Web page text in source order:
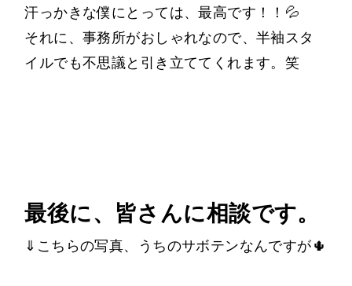
汗っかきな僕にとっては、最高です！！💦
それに、事務所がおしゃれなので、半袖スタ
イルでも不思議と引き立ててくれます。笑
最後に、皆さんに相談です。
⇓こちらの写真、うちのサボテンなんですが🌵